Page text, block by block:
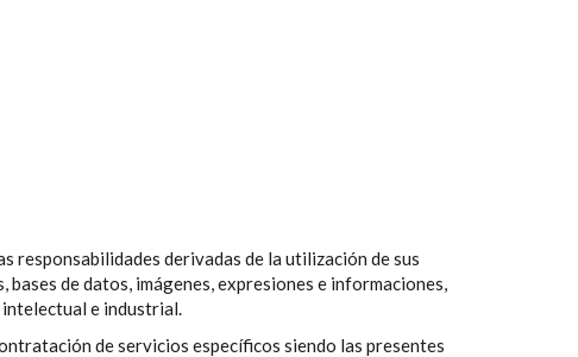
responsabilidades derivadas de la utilización de sus
de datos, imágenes, expresiones e informaciones,
e industrial.
de servicios específicos siendo las presentes